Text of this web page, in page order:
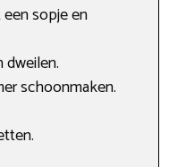
sopje en
dweilen.
schoonmaken.